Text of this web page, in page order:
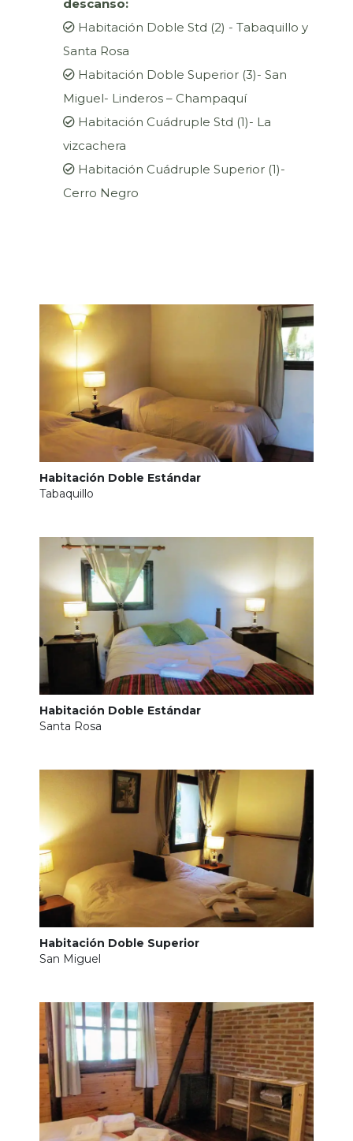
descanso:
Habitación Doble Std (2) - Tabaquillo y
Santa Rosa
Habitación Doble Superior (3)- San
Miguel- Linderos – Champaquí
Habitación Cuádruple Std (1)- La
vizcachera
Habitación Cuádruple Superior (1)-
Cerro Negro
Habitación Doble Estándar
Tabaquillo
Habitación Doble Estándar
Santa Rosa
Habitación Doble Superior
San Miguel